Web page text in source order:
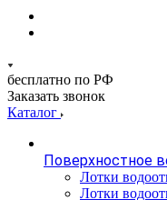
бесплатно по РФ
Заказать звонок
Каталог
Поверхностное
Лотки
Лотки